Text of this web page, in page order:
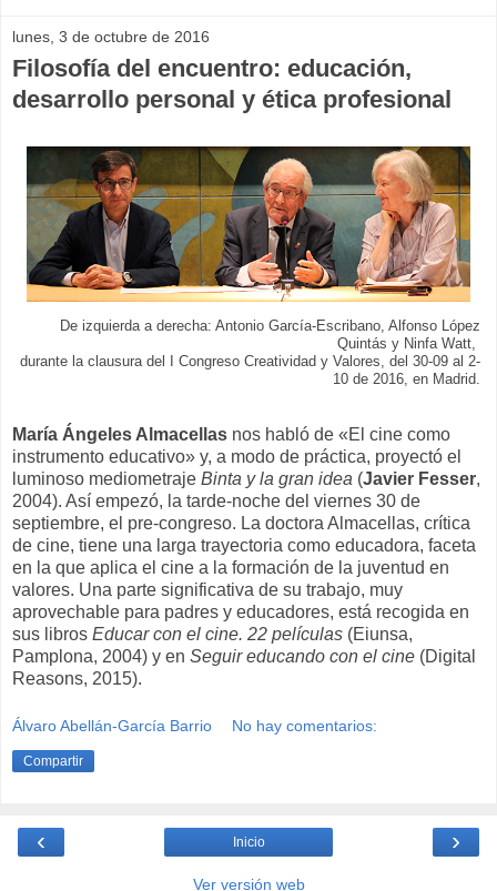
lunes, 3 de octubre de 2016
Filosofía del encuentro: educación,
desarrollo personal y ética profesional
De izquierda a derecha: Antonio García-Escribano, Alfonso López
Quintás y Ninfa Watt,
durante la clausura del I Congreso Creatividad y Valores, del 30-09 al 2-
10 de 2016, en Madrid.
María Ángeles Almacellas nos habló de «El cine como
instrumento educativo» y, a modo de práctica, proyectó el
luminoso mediometraje Binta y la gran idea (Javier Fesser,
2004). Así empezó, la tarde-noche del viernes 30 de
septiembre, el pre-congreso. La doctora Almacellas, crítica
de cine, tiene una larga trayectoria como educadora, faceta
en la que aplica el cine a la formación de la juventud en
valores. Una parte significativa de su trabajo, muy
aprovechable para padres y educadores, está recogida en
sus libros Educar con el cine. 22 películas (Eiunsa,
Pamplona, 2004) y en Seguir educando con el cine (Digital
Reasons, 2015).
Álvaro Abellán-García Barrio No hay comentarios:
Compartir
‹ ›
Inicio
Ver versión web